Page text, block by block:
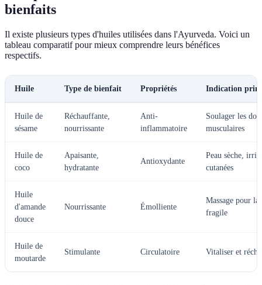
bienfaits
Il existe plusieurs types d'huiles utilisées dans l'Ayurveda. Voici un
tableau comparatif pour mieux comprendre leurs bénéfices
respectifs.
Huile Type de bienfait Propriétés Indication
Huile de
sésame
Réchauffante,
nourrissante
Anti-
inflammatoire
Soulager les
musculaires
Huile de
coco
Apaisante,
hydratante
Antioxydante
Peau sèche,
cutanées
Huile
d'amande
douce
Nourrissante Émolliente
Massage pour la
fragile
Huile de
moutarde
Stimulante Circulatoire Vitaliser et